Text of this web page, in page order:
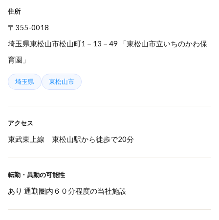
住所
〒355-0018
埼玉県東松山市松山町1－13－49 「東松山市立いちのかわ保
育園」
埼玉県 東松山市
アクセス
東武東上線 東松山駅から徒歩で20分
転勤・異動の可能性
あり 通勤圏内６０分程度の当社施設